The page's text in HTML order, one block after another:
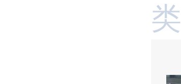
类